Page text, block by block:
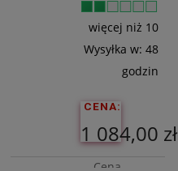
więcej niż 10
Wysyłka w: 48
godzin
CENA:
1 084,00 zł
Cena